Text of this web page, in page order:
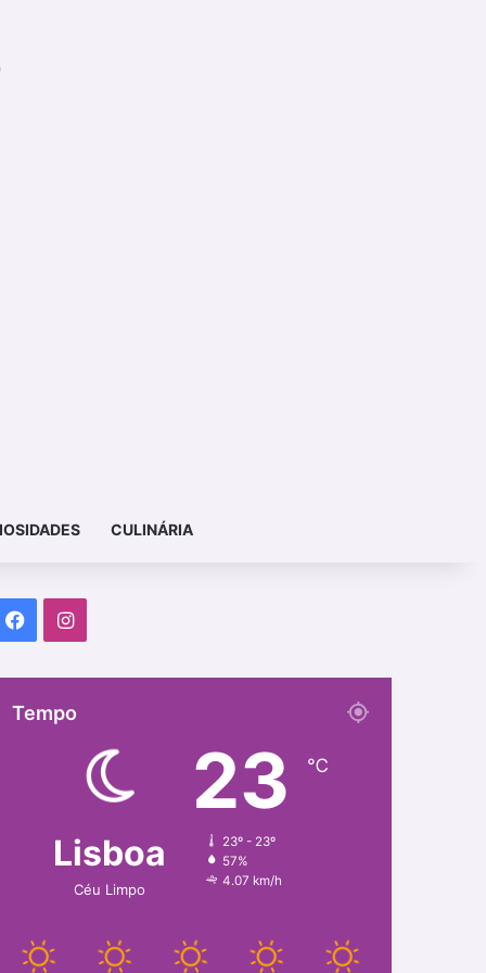
CULINÁRIA
FacebookInstagram
Tempo
Lisboa
Céu Limpo
23 ℃
23º - 23º
57%
4.07 km/h